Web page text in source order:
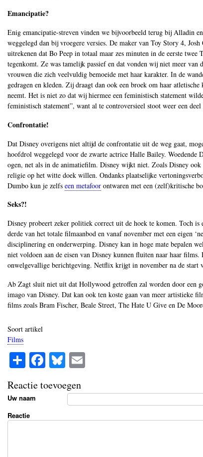
Emancipatie?
Enig emancipatie-streven vinden we bijvoorbeeld terug bij Alladin
weggelegd dan bij vroegere versies. De maker van Toy Story 4,
uitrekenen dat Bo Peep in totaal maar zes minuten in de eerste
tegenkomt. Ze was tamelijk passief en dat vonden wij niet meer
vrouwen die zich veelvuldig bemoeide met haar karakter. In de
gedragen en kleden. Zij draagt dan ook een broek om haar
neemt. Het is niet zo dat wij hiermee een feministisch statement
feministisch statement”, want al te controversieel stoot weer een
Confrontatie!
Dat Disney overigens niet altijd de confrontatie uit de weg gaat,
hoofdrol weggelegd voor de zwarte actrice Halle Bailey. Woedende
ogen, net als in de animatiefilm. Disney wijkt niet. Zoals Disney
religie op het witte doek willen. Ondanks plaatselijke
Dumbo kun je zelfs een metafoor ontwaren met een (zelf)kritische
Seks?!
Disney probeert zeker politiek correct uit de hoek te komen. Toch
derde van het totale filmaanbod en vanaf november met een eigen
disciplinering en onderwerping. Disney kan in hoge mate bepalen
niet voldoen aan de eisen van Disney kunnen fluiten naar haar
onwelgevallige berichtgeving. Netflix krijgt in november na de start
Ab Zagt sluit niet uit dat Hollywood getroffen zal worden door een
imago van Disney. Dat kan ook ten koste gaan van meer artistieke
films zoals Bram Fischer, Beale Street, The Hate U Give en De
Soort artikel
Films
S
ha
re
Fa
ce
bo
Bl
ue
sk
y
ail
Reactie toevoegen
Uw naam
Reactie